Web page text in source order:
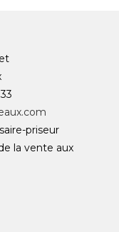
priseur
la vente aux